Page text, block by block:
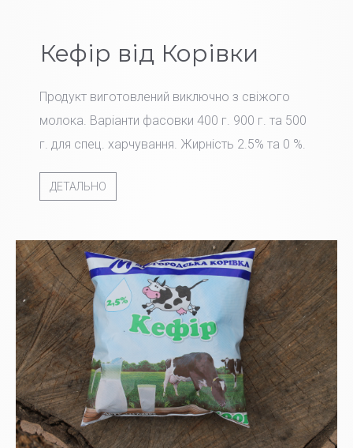
Кефір від Корівки
Продукт виготовлений виключно з свіжого
молока. Варіанти фасовки 400 г. 900 г. та 500
г. для спец. харчування. Жирність 2.5% та 0 %.
ДЕТАЛЬНО